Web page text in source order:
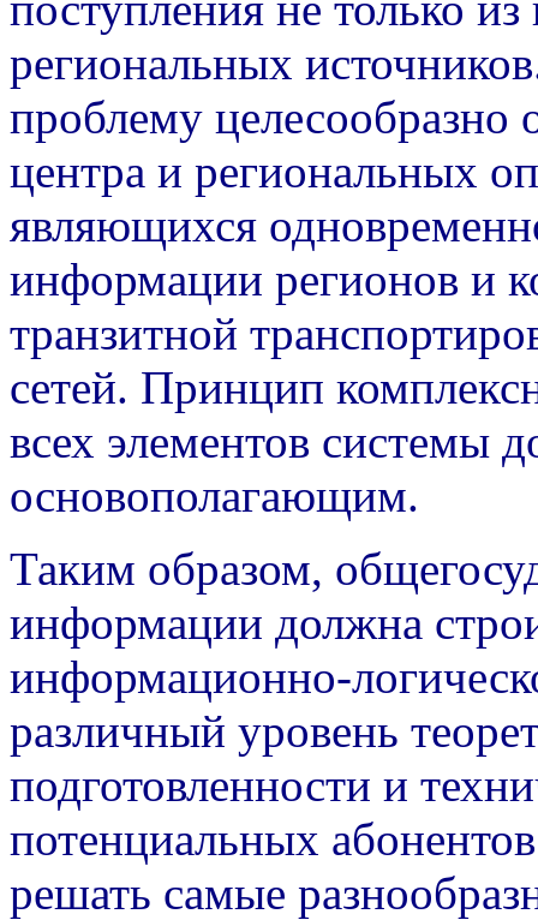
региональных
проблему целесообразно
центра и региональных
являющихся
информации регионов и
транзитной
сетей. Принцип
всех элементов системы
основополагающим.
Таким образом,
информации должна
информационно-
различный уровень
подготовленности и
потенциальных
решать самые